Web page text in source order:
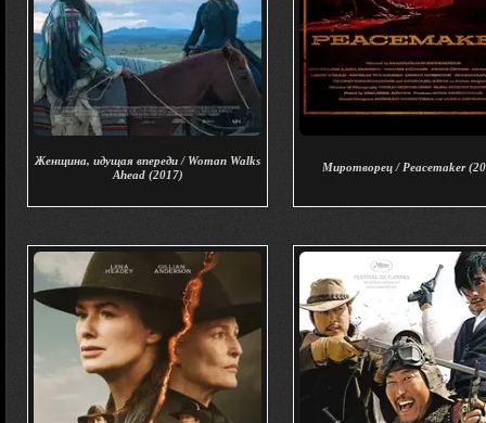
Женщина, идущая впереди / Woman Walks
Ahead (2017)
Миротворец / Peacemaker